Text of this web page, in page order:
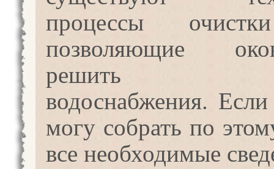
процессы
позволяющие
решить
водоснабжения.
могу собрать по
все необходимые